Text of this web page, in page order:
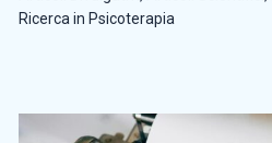
Ricerca in Psicoterapia